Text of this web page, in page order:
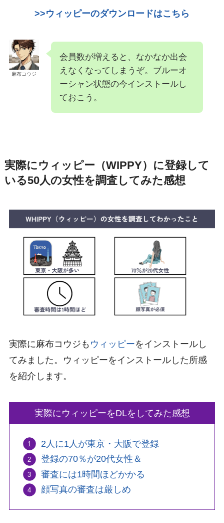
>>ウィッピーのダウンロードはこちら
麻布コウジ
会員数が増えると、なかなか出会
えなくなってしまうぞ。ブルーオ
ーシャン状態の今インストールし
ておこう。
実際にウィッピー（WIPPY）に登録して
いる50人の女性を調査してみた感想
実際に麻布コウジも ウィッピーをインストールし
てみました。ウィッピーをインストールした所感
を紹介します。
実際にウィッピーをDLをしてみた感想
2人に1人が東京・大阪で登録
登録の70％が20代女性＆
審査には1時間ほどかかる
顔写真の審査は厳しめ